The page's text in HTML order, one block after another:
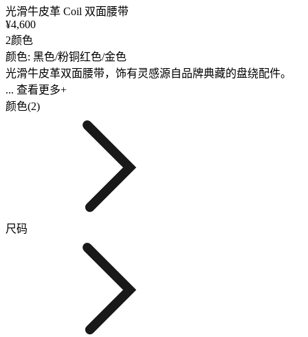
光滑牛皮革 Coil 双面腰带
¥4,600
2颜色
颜色: 黑色/粉铜红色/金色
光滑牛皮革双面腰带，饰有灵感源自品牌典藏的盘绕配件。
... 查看更多+
颜色(2)
尺码